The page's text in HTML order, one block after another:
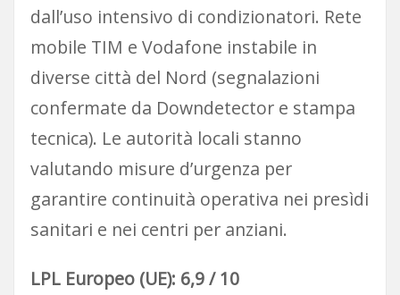
dall’uso intensivo di condizionatori. Rete
mobile TIM e Vodafone instabile in
diverse città del Nord (segnalazioni
confermate da Downdetector e stampa
tecnica). Le autorità locali stanno
valutando misure d’urgenza per
garantire continuità operativa nei presìdi
sanitari e nei centri per anziani.
LPL Europeo (UE): 6,9 / 10